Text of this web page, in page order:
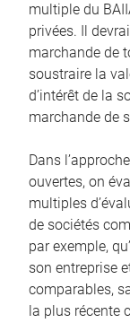
multiple du
privées. Il
marchande de
soustraire la
d’intérêt de la
marchande de
Dans
ouvertes, on
multiples
de sociétés
par exemple,
son entreprise
comparables,
la plus récente